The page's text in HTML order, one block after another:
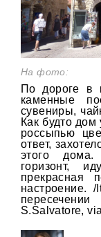
На фото:
По дороге в
каменные
сувениры,
Как будто
россыпью
ответ,
этого
горизонт,
прекрасная
настроение.
S.Salvatore,